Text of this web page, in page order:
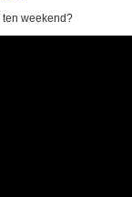
ten weekend?